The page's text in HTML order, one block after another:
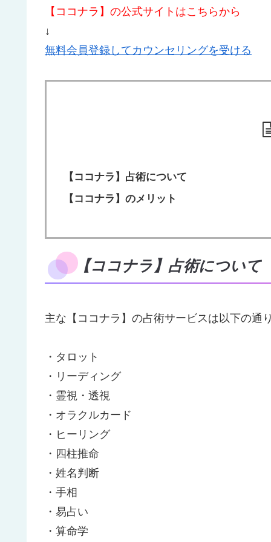
【ココナラ】の公式サイトはこちらから
↓
無料会員登録してカウンセリングを受ける
【ココナラ】占術について
【ココナラ】のメリット
【ココナラ】占術について
主な【ココナラ】の占術サービスは以下の通
・タロット
・リーディング
・霊視・透視
・オラクルカード
・ヒーリング
・四柱推命
・姓名判断
・手相
・易占い
・算命学